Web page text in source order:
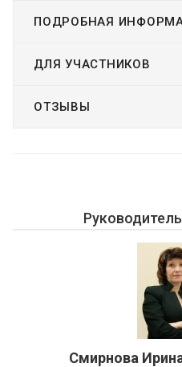
ПОДРОБНАЯ
ДЛЯ УЧАСТНИКОВ
ОТЗЫВЫ
Смирнова